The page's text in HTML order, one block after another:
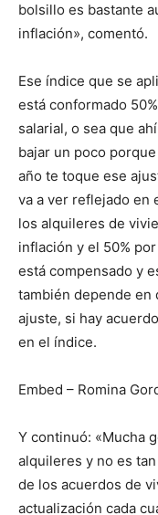
bolsillo es bastante
inflación», comentó.
Ese índice que se
está conformado
salarial, o sea que
bajar un poco
año te toque ese
va a ver reflejado en
los alquileres de
inflación y el 50%
está compensado y
también depende en
ajuste, si hay
en el índice.
Embed – Romina
Y continuó: «Mucha
alquileres y no es
de los acuerdos de
actualización cada